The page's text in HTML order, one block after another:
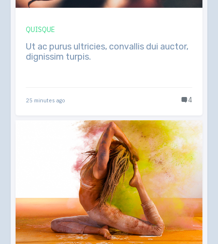
QUISQUE
Ut ac purus ultricies, convallis dui auctor,
dignissim turpis.
25 minutes ago 4